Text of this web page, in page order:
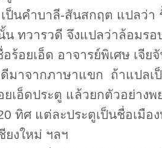
นคำบาลี-สันสกฤต แปลว่า
ทวารวดี จึงแปลว่าล้อมรอ
ร้อยเอ็ด อาจารย์พิเศษ เจีย
มาจากภาษาแขก ถ้าแปลเ
ยเอ็ดประตู แล้วยกตัวอย่าง
ทิศ แต่ละประตูเป็นชื่อเมือ
ยงใหม่ ฯลฯ